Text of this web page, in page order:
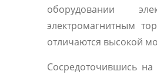
оборудовании
электромагнитным
отличаются высокой
Сосредоточившись на